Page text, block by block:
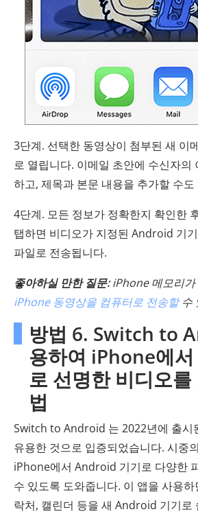
3단계. 선택한 동영상이 첨부된 새 이
로 열립니다. 이메일 초안에 수신자의
하고, 제목과 본문 내용을 추가할 수도
4단계. 모든 정보가 정확한지 확인한
탭하면 비디오가 지정된 Android 기
파일로 전송됩니다.
좋아하실 만한 질문:iPhone 메모리가
iPhone 동영상을 컴퓨터로 전송할수
방법 6. Switch to
용하여 iPhone에
로 선명한 비디오
법
Switch to Android 는 2022년에 출시
유용한 것으로 입증되었습니다. 시중
iPhone에서 Android 기기로 다양한
수 있도록 도와줍니다. 이 앱을 사용
락처, 캘린더 등을 새 Android 기기로